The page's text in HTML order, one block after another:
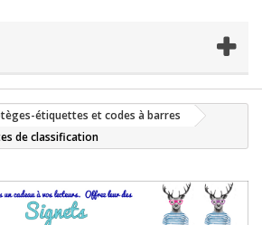
étiquettes et codes à barres
de classification